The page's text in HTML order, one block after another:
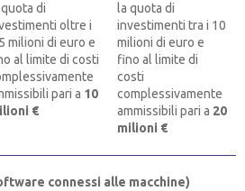
quota di
oltre i
milioni di euro e
al limite di costi
pari a 10
€
la quota di
investimenti tra i 10
milioni di euro e
fino al limite di
costi
complessivamente
ammissibili pari a 20
milioni €
connessi alle macchine)